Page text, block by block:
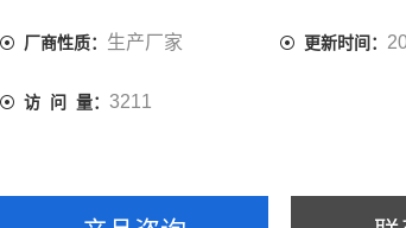
厂商性质： 生产厂家 更新时间：
访 问 量：3211